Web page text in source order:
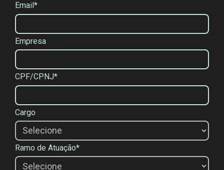
Email*
Empresa
CPF/CPNJ*
Cargo
Ramo de Atuação*